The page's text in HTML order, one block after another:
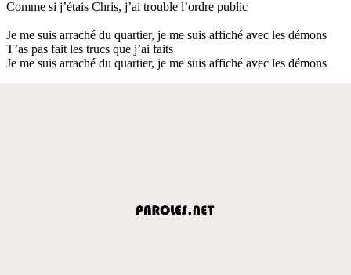
Comme si j’étais Chris, j’ai trouble l’ordre public
Je me suis arraché du quartier, je me suis affiché avec les démons
T’as pas fait les trucs que j’ai faits
Je me suis arraché du quartier, je me suis affiché avec les démons